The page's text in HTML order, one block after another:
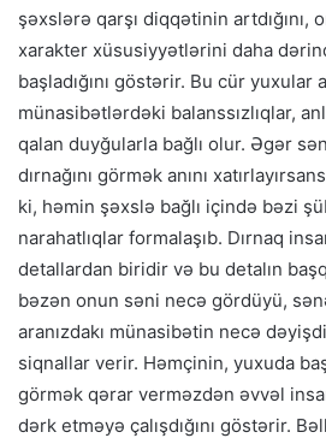
şəxslərə qarşı diqqətinin artdığını,
xarakter xüsusiyyətlərini daha
başladığını göstərir. Bu cür yuxular
münasibətlərdəki balanssızlıqlar,
qalan duyğularla bağlı olur. Əgər
dırnağını görmək anını
ki, həmin şəxslə bağlı içində bəzi
narahatlıqlar formalaşıb. Dırnaq
detallardan biridir və bu detalın
bəzən onun səni necə gördüyü,
aranızdakı münasibətin necə
siqnallar verir. Həmçinin, yuxuda
görmək qərar verməzdən əvvəl
dərk etməyə çalışdığını göstərir.